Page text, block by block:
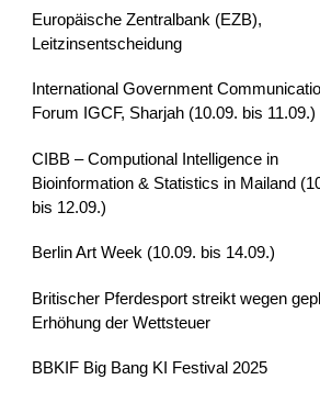
Europäische Zentralbank (EZB),
Leitzinsentscheidung
International Government
Forum IGCF, Sharjah (10.09. bis 11.09.)
CIBB – Computional Intelligence in
Bioinformation & Statistics in Mailand
bis 12.09.)
Berlin Art Week (10.09. bis 14.09.)
Britischer Pferdesport streikt wegen
Erhöhung der Wettsteuer
BBKIF Big Bang KI Festival 2025